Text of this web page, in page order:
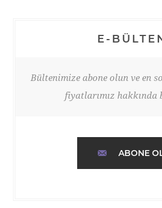
E-
Bültenimize abone olun ve en
fiyatlarımız hakkında
ABONE